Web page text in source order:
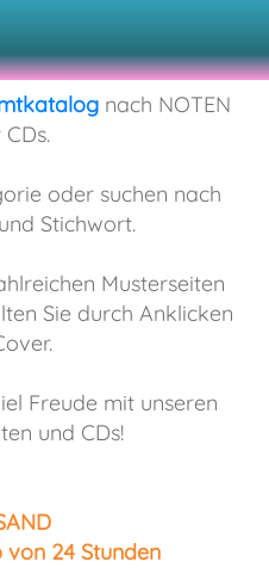
nach NOTEN
oder suchen nach
Stichwort.
Musterseiten
Sie durch Anklicken
Freude mit unseren
und CDs!
24 Stunden